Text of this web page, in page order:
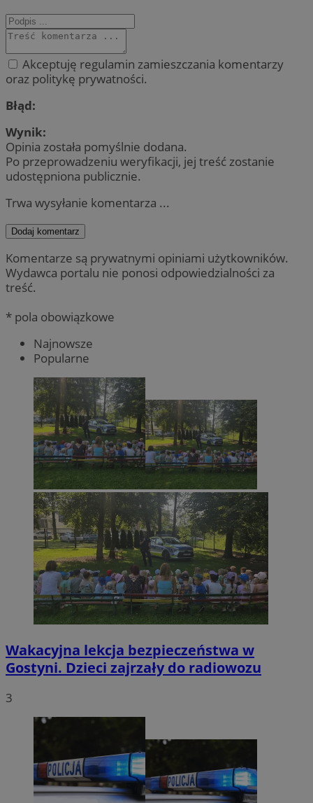
Akceptuję regulamin zamieszczania komentarzy
oraz politykę prywatności.
Błąd:
Wynik:
Opinia została pomyślnie dodana.
Po przeprowadzeniu weryfikacji, jej treść zostanie
udostępniona publicznie.
Trwa wysyłanie komentarza ...
Dodaj komentarz
Komentarze są prywatnymi opiniami użytkowników.
Wydawca portalu nie ponosi odpowiedzialności za
treść.
* pola obowiązkowe
Najnowsze
Popularne
Wakacyjna lekcja bezpieczeństwa w
Gostyni. Dzieci zajrzały do radiowozu
3